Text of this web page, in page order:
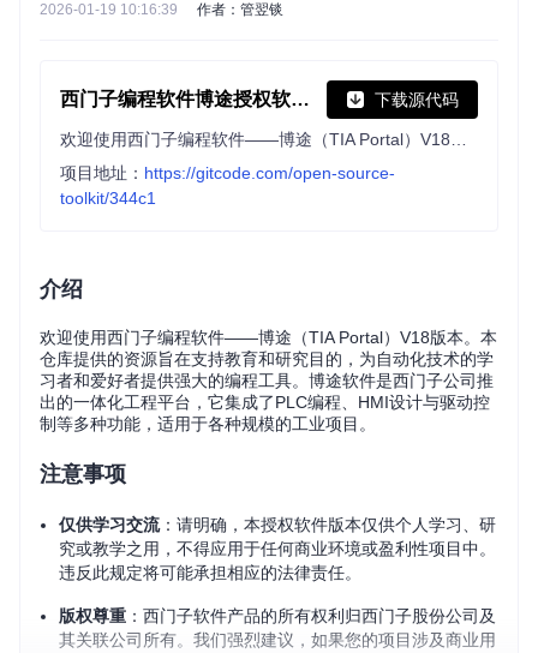
2026-01-19 10:16:39 作者：管翌锬
西门子编程软件博途授权软件V18 下载源代码
项目地址： https://gitcode.com/open-source-
toolkit/344c1
介绍
欢迎使用西门子编程软件——博途（TIA Portal）V18版本。本
仓库提供的资源旨在支持教育和研究目的，为自动化技术的学
习者和爱好者提供强大的编程工具。博途软件是西门子公司推
出的一体化工程平台，它集成了PLC编程、HMI设计与驱动控
制等多种功能，适用于各种规模的工业项目。
注意事项
仅供学习交流：请明确，本授权软件版本仅供个人学习、研
究或教学之用，不得应用于任何商业环境或盈利性项目中。
违反此规定将可能承担相应的法律责任。
版权尊重 ：西门子软件产品的所有权利归西门子股份公司及
其关联公司所有。我们强烈建议，如果您的项目涉及商业用